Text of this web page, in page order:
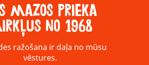
mazos prieka
no 1968
ražošana ir daļa no mūsu
vēstures.